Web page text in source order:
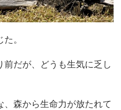
。
だが、どうも生気に乏し
森から生命力が放たれて